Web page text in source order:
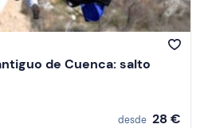
de Cuenca: salto
desde 28 €